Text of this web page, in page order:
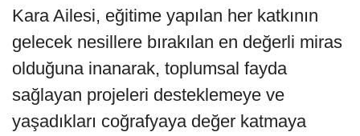
Kara Ailesi, eğitime yapılan her katkının
gelecek nesillere bırakılan en değerli miras
olduğuna inanarak, toplumsal fayda
sağlayan projeleri desteklemeye ve
yaşadıkları coğrafyaya değer katmaya